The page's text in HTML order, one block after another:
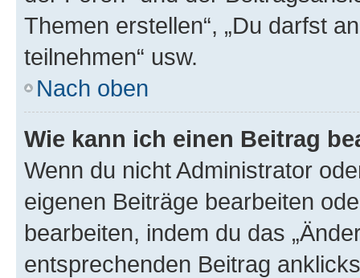
Themen erstellen“, „Du darfst
teilnehmen“ usw.
Nach oben
Wie kann ich einen Beitrag
Wenn du nicht Administrator
eigenen Beiträge bearbeiten
bearbeiten, indem du das
entsprechenden Beitrag